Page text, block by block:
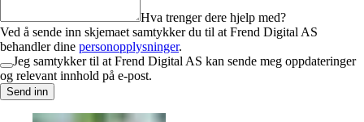
Hva trenger dere hjelp med?
Ved å sende inn skjemaet samtykker du til at Frend Digital AS
behandler dine personopplysninger.
Jeg samtykker til at Frend Digital AS kan sende meg oppdateringer
og relevant innhold på e-post.
Send inn